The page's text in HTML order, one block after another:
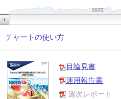
2025
チャートの使い方
目論見書
運用報告書
週次レポート